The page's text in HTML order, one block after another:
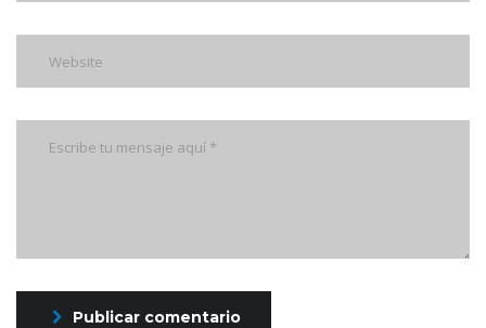
Publicar comentario